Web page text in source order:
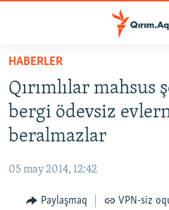
Esas
qaytmaq
Baş
navigatsiyağa
qaytmaq
Qıdıruvğa
qaytmaq
HABERLER
SİYASET
İQTİSADİYAT
MEDENİYET
İNSAN AQLARI
HABERLER
Qırımlılar mahsus
bergi ödevsiz
beralmazlar
05 may 2014, 12:42
Paylaşmaq VPN-siz